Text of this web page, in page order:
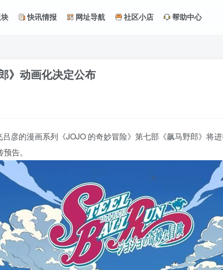
快讯情报 网址导航 社区小店 帮助中心
》动画化决定公布
彦的漫画系列《JOJO 的奇妙冒险》第七部《飙马野郎》将
告。